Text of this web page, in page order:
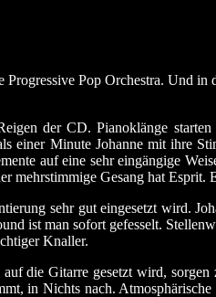
Pop Orchestra. Und
der CD. Pianoklänge
einer Minute Johanne mit ihre
auf eine sehr eingängige
mehrstimmige Gesang hat Esprit.
sehr gut eingesetzt wird.
ist man sofort gefesselt.
Knaller.
die Gitarre gesetzt wird,
in Nichts nach.